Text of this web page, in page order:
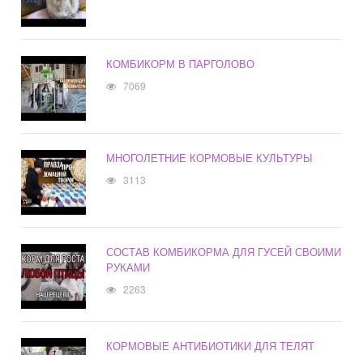
КОМБИКОРМ В ПАРГОЛОВО
7069
МНОГОЛЕТНИЕ КОРМОВЫЕ КУЛЬТУРЫ
3113
СОСТАВ КОМБИКОРМА ДЛЯ ГУСЕЙ СВОИМИ
РУКАМИ
2263
КОРМОВЫЕ АНТИБИОТИКИ ДЛЯ ТЕЛЯТ